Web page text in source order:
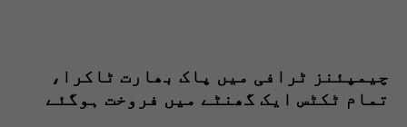
چیمپئنز ٹرافی میں پاک بھارت ٹاکرا،
تمام ٹکٹس ایک گھنٹے میں فروخت ہوگئے